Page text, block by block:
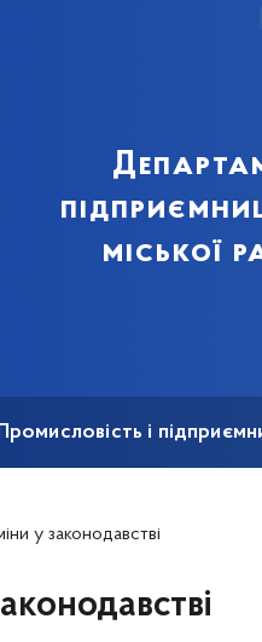
міської
і
у законодавстві